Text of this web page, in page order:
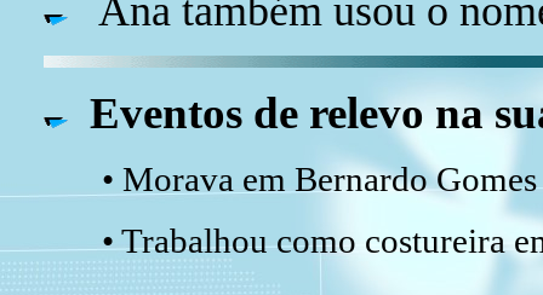
Ana também usou o
Eventos de relevo na
• Morava em Bernardo
• Trabalhou como costureira